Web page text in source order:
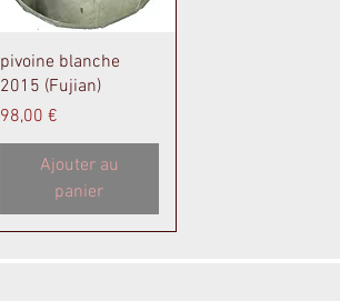
Aperçu rapide
pivoine blanche
2015 (Fujian)
Prix
98,00 €
Ajouter au
panier